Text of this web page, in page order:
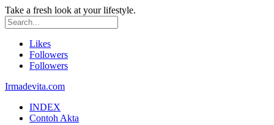
Take a fresh look at your lifestyle.
Likes
Followers
Followers
Irmadevita.com
INDEX
Contoh Akta